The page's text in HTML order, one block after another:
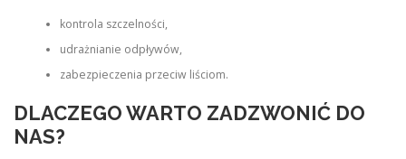
kontrola szczelności,
udrażnianie odpływów,
zabezpieczenia przeciw liściom.
DLACZEGO WARTO ZADZWONIĆ DO
NAS?